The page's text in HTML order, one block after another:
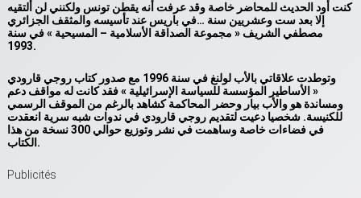
كنت أود الحديث للمحاضر خاصة وقد عرفت أنه يقطن تونس ولكنني لن ألتقيه
إلا بعد ست وعشريين سنة …في باريس عند تأسيسه والمثقف الجزائري
مصطفي الشريف « مجموعة الصداقة الأسلامية – المسيحية » في سنة
1993.
وتوطدت علاقاتي بالأب لولنغ في سنة 1996 مع صدور كتاب روجي قارودي
« الأساطير المؤسسة للسياسة الإسرائيلية » فقد كانت له مواقف دعم
ومساندة هو والأب بيار وحضر المحاكمة كشاهد بالرغم من الموقف الرسمي
للكنيسة. شخصيا دعيت لتقديم روجي قارودي في ندوات شبه سرية انعقدت
في فضاءات خاصة وساهمت في نشر وتوزيع حوالي 300 نسخة من هذا
الكتاب .
Publicités